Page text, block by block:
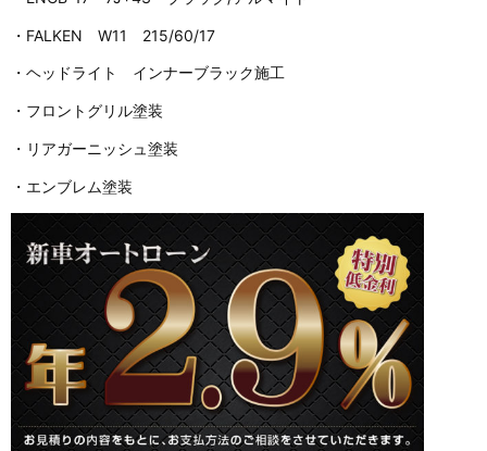
・FALKEN W11 215/60/17
・ヘッドライト インナーブラック施工
・フロントグリル塗装
・リアガーニッシュ塗装
・エンブレム塗装